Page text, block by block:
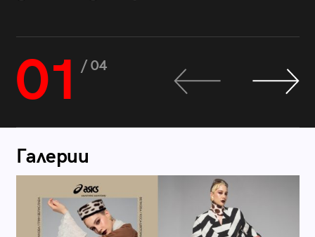
01 / 04
Галерии